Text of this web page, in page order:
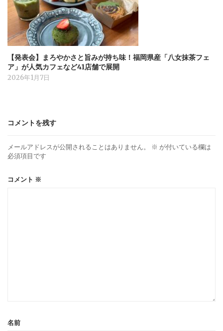
【発表会】まろやかさと旨みが持ち味！福岡県産「八女抹茶フェ
ア」が人気カフェなど41店舗で展開
2026年1月7日
コメントを残す
メールアドレスが公開されることはありません。 ※ が付いている欄は
必須項目です
コメント ※
名前